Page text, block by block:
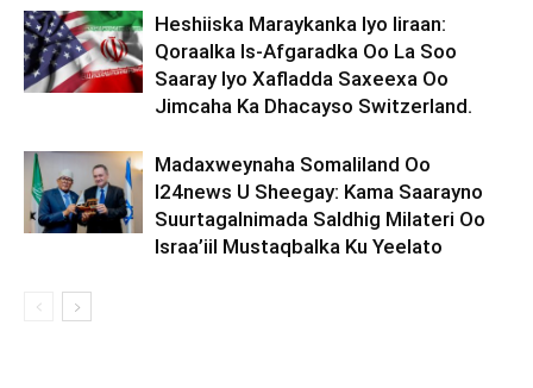
Heshiiska Maraykanka Iyo Iiraan:
Qoraalka Is-Afgaradka Oo La Soo
Saaray Iyo Xafladda Saxeexa Oo
Jimcaha Ka Dhacayso Switzerland.
Madaxweynaha Somaliland Oo
I24news U Sheegay: Kama Saarayno
Suurtagalnimada Saldhig Milateri Oo
Israa’iil Mustaqbalka Ku Yeelato